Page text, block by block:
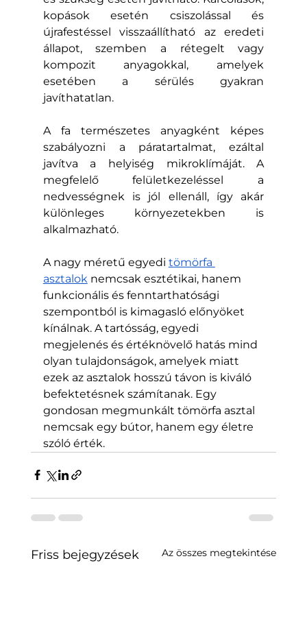
kopások esetén csiszolással és
újrafestéssel visszaállítható az eredeti
állapot, szemben a rétegelt vagy
kompozit anyagokkal, amelyek
esetében a sérülés gyakran
javíthatatlan.
A fa természetes anyagként képes
szabályozni a páratartalmat, ezáltal
javítva a helyiség mikroklímáját. A
megfelelő felületkezeléssel a
nedvességnek is jól ellenáll, így akár
különleges környezetekben is
alkalmazható.
A nagy méretű egyedi tömörfa
asztalok nemcsak esztétikai, hanem
funkcionális és fenntarthatósági
szempontból is kimagasló előnyöket
kínálnak. A tartósság, egyedi
megjelenés és értéknövelő hatás mind
olyan tulajdonságok, amelyek miatt
ezek az asztalok hosszú távon is kiváló
befektetésnek számítanak. Egy
gondosan megmunkált tömörfa asztal
nemcsak egy bútor, hanem egy életre
szóló érték.
Friss bejegyzések Az összes megtekintése